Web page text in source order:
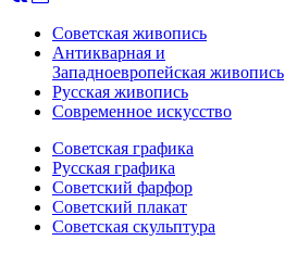
Советская живопись
Антикварная и
Западноевропейская живопись
Русская живопись
Современное искусство
Советская графика
Русская графика
Советский фарфор
Советский плакат
Советская скульптура